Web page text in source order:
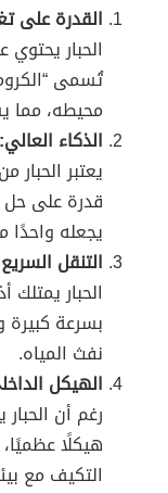
القدرة على
الحبار
تُسمى
محيطه، مما
الذكاء العالي:
يعتبر الحبار
قدرة على حل
يجعله واحدًا
التنقل
الحبار
بسرعة كبيرة
نفث المياه.
الهيكل
رغم أن
هيكلًا
التكيف مع